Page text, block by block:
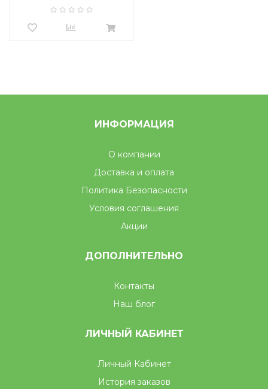
ИНФОРМАЦИЯ
О компании
Доставка и оплата
Политика Безопасности
Условия соглашения
Акции
ДОПОЛНИТЕЛЬНО
Контакты
Наш блог
ЛИЧНЫЙ КАБИНЕТ
Личный Кабинет
История заказов